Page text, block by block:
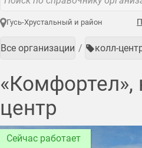
Гусь-Хрустальный и район
Все организации колл-
«Комфортел»,
центр
Сейчас работает